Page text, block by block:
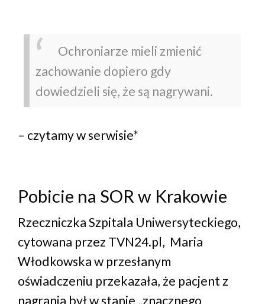
Ochroniarze mieli zmienić
zachowanie dopiero gdy
dowiedzieli się, że są nagrywani.
– czytamy w serwisie*
Pobicie na SOR w Krakowie
Rzeczniczka Szpitala Uniwersyteckiego,
cytowana przez TVN24.pl, Maria
Włodkowska w przesłanym
oświadczeniu przekazała, że pacjent z
nagrania był w stanie „znacznego